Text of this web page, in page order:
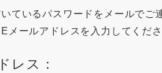
ているパスワードをメールでご
メールアドレスを入力してくだ
レス：